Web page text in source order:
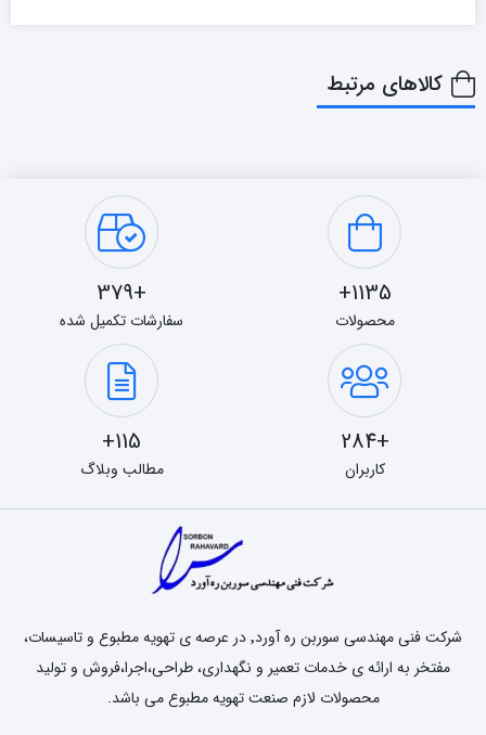
کالاهای مرتبط
1135+
محصولات
+379
سفارشات تکمیل شده
+284
کاربران
115+
مطالب وبلاگ
شرکت فنی مهندسی سوربن ره آورد٬ در عرصه ی تهویه مطبوع و تاسیسات،
مفتخر به ارائه ی خدمات تعمیر و نگهداری، طراحی،اجرا،فروش و تولید
محصولات لازم صنعت تهویه مطبوع می باشد.